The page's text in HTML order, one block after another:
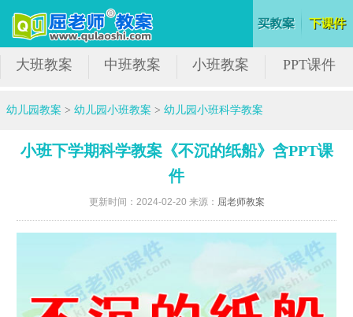
大班教案 中班教案 小班教案 PPT课件
幼儿园教案 >幼儿园小班教案 >幼儿园小班科学教案
小班下学期科学教案《不沉的纸船》含PPT课
件
更新时间：2024-02-20 来源： 屈老师教案